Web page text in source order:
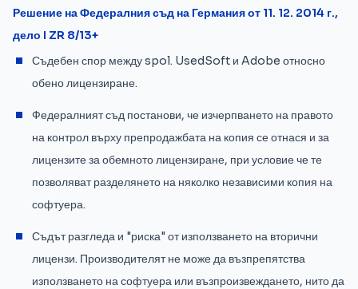
Решение на Федералния съд на Германия от 11. 12. 2014 г.,
дело I ZR 8/13+
Съдебен спор между spol. UsedSoft и Adobe относно
обено лицензиране.
Федералният съд постанови, че изчерпването на правото
на контрол върху препродажбата на копия се отнася и за
лицензите за обемното лицензиране, при условие че те
позволяват разделянето на няколко независими копия на
софтуера.
Съдът разгледа и "риска" от използването на вторични
лицензи. Производителят не може да възпрепятства
използването на софтуера или възпроизвеждането, нито да